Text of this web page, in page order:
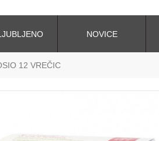
NOVICE
12 VREČIC